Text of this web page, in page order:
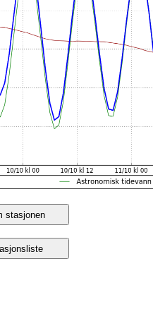
stasjonen